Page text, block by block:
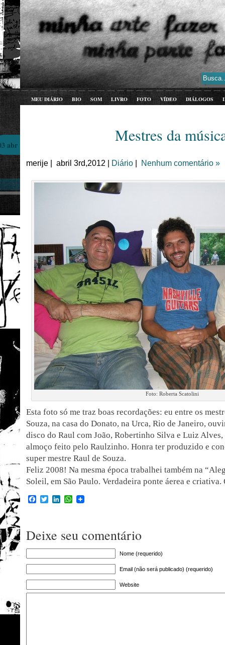
MEU DIÁRIO BIO SOM LIVRO FOTO VÍDEO DIÁLOGOS
Mestres da
abr
merije | abril 3rd,2012 | Diário Nenhum comentário »
Foto: Roberta Scatolini
Esta foto só me traz boas recordações: eu entre os
Souza, na casa do Donato, na Urca, Rio de Janeiro,
disco do Raul com João, Robertinho Silva e Luiz
almoço feito pelo Raulzinho. Honra ter produzido e
super mestre Raul de Souza.
Feliz 2008! Na mesma época trabalhei também na
Soleil, em São Paulo. Verdadeira ponte áerea e
Facebook
TwitterLinkedInWhatsApp
Deixe seu comentário
Nome (requerido)
Email (não será publicado) (requerido)
Website